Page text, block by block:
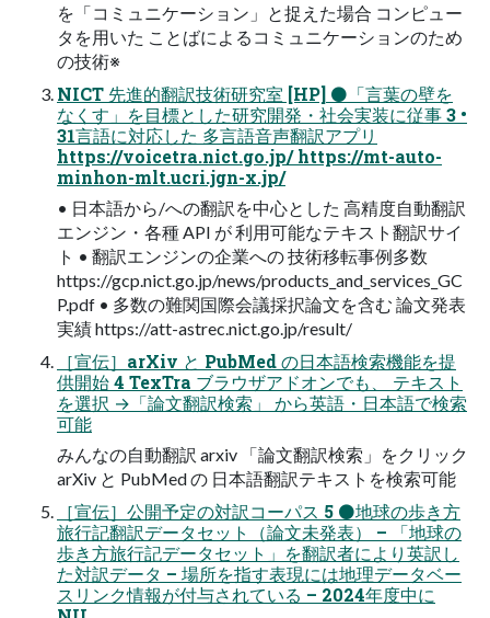
を「コミュニケーション」と捉えた場合 コンピュー
タを用いた ことばによるコミュニケーションのため
の技術※
NICT 先進的翻訳技術研究室 [HP] ⚫「言葉の壁を
なくす」を目標とした研究開発・社会実装に従事 3 •
31言語に対応した 多言語音声翻訳アプリ
https://voicetra.nict.go.jp/ https://mt-auto-
minhon-mlt.ucri.jgn-x.jp/
• 日本語から/への翻訳を中心とした 高精度自動翻訳
エンジン・各種 API が 利用可能なテキスト翻訳サイ
ト • 翻訳エンジンの企業への 技術移転事例多数
https://gcp.nict.go.jp/news/products_and_services_GC
P.pdf • 多数の難関国際会議採択論文を含む 論文発表
実績 https://att-astrec.nict.go.jp/result/
［宣伝］arXiv と PubMed の日本語検索機能を提
供開始 4 TexTra ブラウザアドオンでも、 テキスト
を選択 →「論文翻訳検索」 から英語・日本語で検索
可能
みんなの自動翻訳 arxiv 「論文翻訳検索」をクリック
arXiv と PubMed の 日本語翻訳テキストを検索可能
［宣伝］公開予定の対訳コーパス 5 ⚫地球の歩き方
旅行記翻訳データセット（論文未発表） – 「地球の
歩き方旅行記データセット」を翻訳者により英訳し
た対訳データ – 場所を指す表現には地理データベー
スリンク情報が付与されている – 2024年度中に